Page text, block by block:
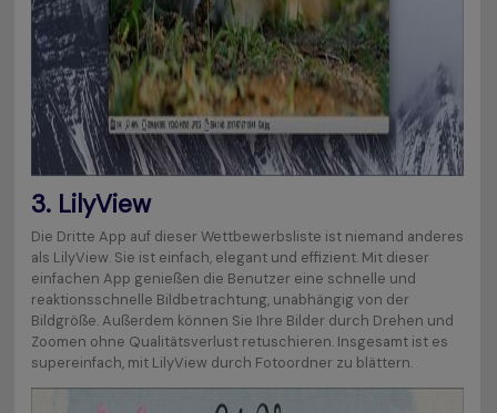
3. LilyView
Die Dritte App auf dieser Wettbewerbsliste ist niemand anderes
als LilyView. Sie ist einfach, elegant und effizient. Mit dieser
einfachen App genießen die Benutzer eine schnelle und
reaktionsschnelle Bildbetrachtung, unabhängig von der
Bildgröße. Außerdem können Sie Ihre Bilder durch Drehen und
Zoomen ohne Qualitätsverlust retuschieren. Insgesamt ist es
supereinfach, mit LilyView durch Fotoordner zu blättern.